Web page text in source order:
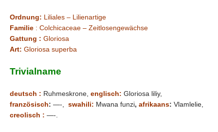
Ordnung: Liliales – Lilienartige
Familie : Colchicaceae – Zeitlosengewächse
Gattung : Gloriosa
Art: Gloriosa superba
Trivialname
deutsch : Ruhmeskrone, englisch: Gloriosa liliy,
französisch: —-, swahili: Mwana funzi, afrikaans: Vlamlelie,
creolisch : —-.